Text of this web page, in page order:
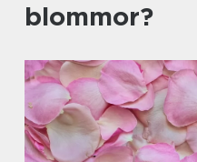
blommor?